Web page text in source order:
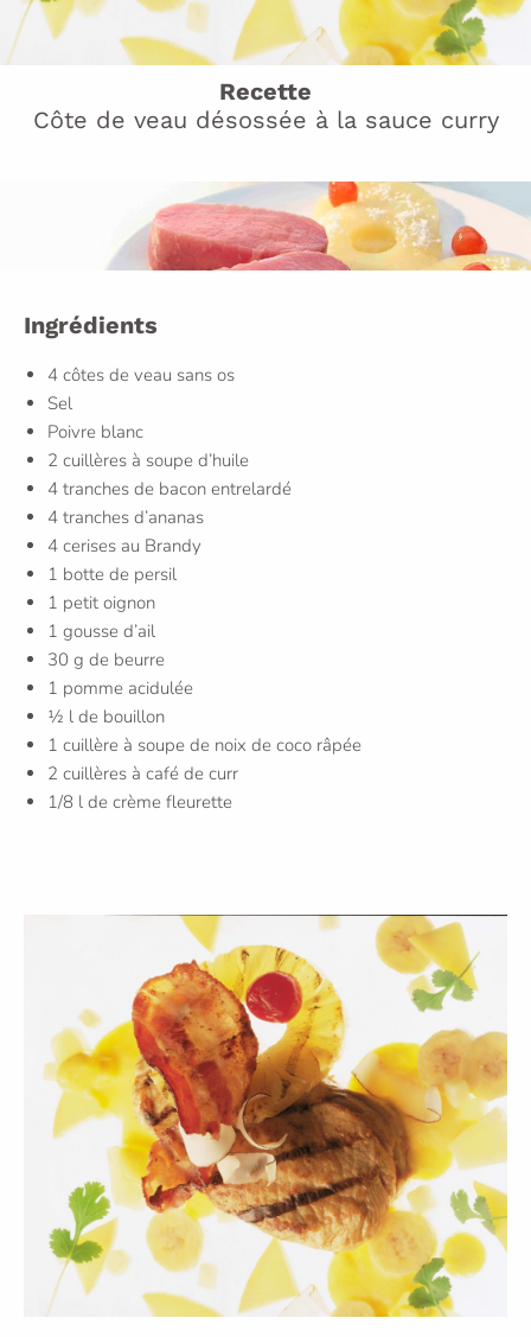
Recette
Côte de veau désossée à la sauce curry
Ingrédients
4 côtes de veau sans os
Sel
Poivre blanc
2 cuillères à soupe d’huile
4 tranches de bacon entrelardé
4 tranches d’ananas
4 cerises au Brandy
1 botte de persil
1 petit oignon
1 gousse d’ail
30 g de beurre
1 pomme acidulée
1⁄2 l de bouillon
1 cuillère à soupe de noix de coco râpée
2 cuillères à café de curr
1/8 l de crème fleurette